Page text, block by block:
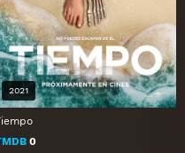
0
2021